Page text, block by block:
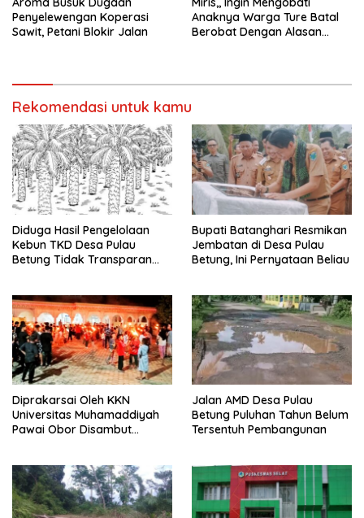
Penyelewengan Koperasi
Sawit, Petani Blokir Jalan
Anaknya Warga Ture Batal
Berobat Dengan Alasan
Rekomendasi untuk kamu
Diduga Hasil Pengelolaan
Kebun TKD Desa Pulau
Betung Tidak Transparan
Bupati Batanghari Resmikan
Jembatan di Desa Pulau
Betung, Ini Pernyataan Beliau
Diprakarsai Oleh KKN
Universitas Muhamaddiyah
Pawai Obor Disambut
Jalan AMD Desa Pulau
Betung Puluhan Tahun Belum
Tersentuh Pembangunan